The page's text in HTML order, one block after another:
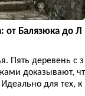
от Балязюка до Л
Пять деревень с з
доказывают, чт
для тех, к